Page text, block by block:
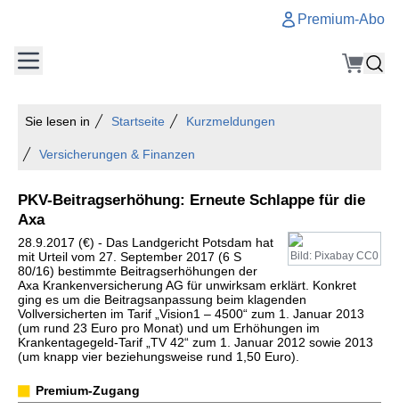
Premium-Abo
Sie lesen in Startseite Kurzmeldungen
Versicherungen & Finanzen
PKV-Beitragserhöhung: Erneute Schlappe für die
Axa
Bild: Pixabay CC0
28.9.2017 (€) - Das Landgericht Potsdam hat
mit Urteil vom 27. September 2017 (6 S
80/16) bestimmte Beitragserhöhungen der
Axa Krankenversicherung AG für unwirksam erklärt. Konkret
ging es um die Beitragsanpassung beim klagenden
Vollversicherten im Tarif „Vision1 – 4500“ zum 1. Januar 2013
(um rund 23 Euro pro Monat) und um Erhöhungen im
Krankentagegeld-Tarif „TV 42“ zum 1. Januar 2012 sowie 2013
(um knapp vier beziehungsweise rund 1,50 Euro).
Premium-Zugang